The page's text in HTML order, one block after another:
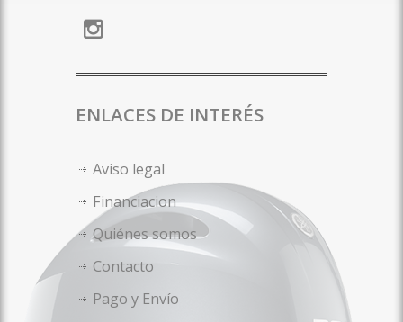
ENLACES DE INTERÉS
Aviso legal
Financiacion
Quiénes somos
Contacto
Pago y Envío